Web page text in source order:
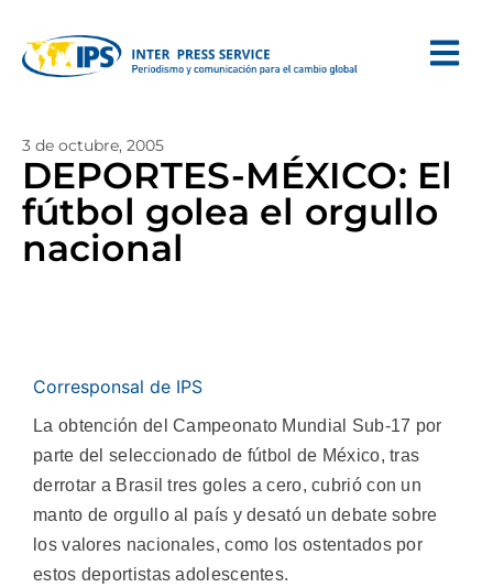
3 de octubre, 2005
DEPORTES-MÉXICO: El
fútbol golea el orgullo
nacional
Corresponsal de IPS
La obtención del Campeonato Mundial Sub-17 por
parte del seleccionado de fútbol de México, tras
derrotar a Brasil tres goles a cero, cubrió con un
manto de orgullo al país y desató un debate sobre
los valores nacionales, como los ostentados por
estos deportistas adolescentes.